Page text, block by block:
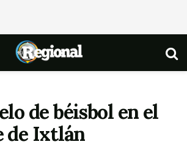
de béisbol en el
de Ixtlán